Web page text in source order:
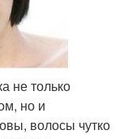
не только
но и
волосы чутко